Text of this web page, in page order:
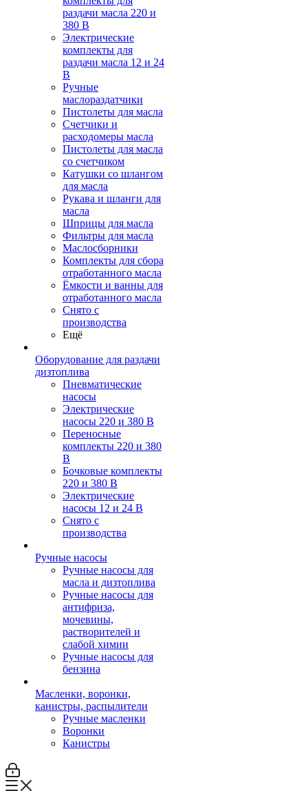
раздачи масла 220 и
380 В
Электрические
комплекты для
раздачи масла 12 и 24
В
Ручные
маслораздатчики
Пистолеты для масла
Счетчики и
расходомеры масла
Пистолеты для масла
со счетчиком
Катушки со шлангом
для масла
Рукава и шланги для
масла
Шприцы для масла
Фильтры для масла
Маслосборники
Комплекты для сбора
отработанного масла
Ёмкости и ванны для
отработанного масла
Снято с
производства
Ещё
Оборудование для раздачи
дизтоплива
Пневматические
насосы
Электрические
насосы 220 и 380 В
Переносные
комплекты 220 и 380
В
Бочковые комплекты
220 и 380 В
Электрические
насосы 12 и 24 В
Снято с
производства
Ручные насосы
Ручные насосы для
масла и дизтоплива
Ручные насосы для
антифриза,
мочевины,
растворителей и
слабой химии
Ручные насосы для
бензина
Масленки, воронки,
канистры, распылители
Ручные масленки
Воронки
Канистры